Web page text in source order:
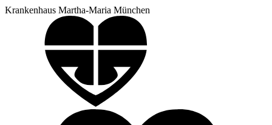
Krankenhaus Martha-Maria München